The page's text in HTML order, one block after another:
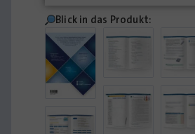
Blick in das Produkt: